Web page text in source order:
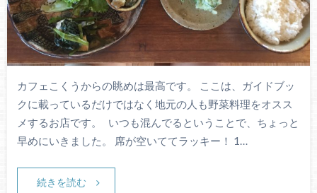
カフェこくうからの眺めは最高です。 ここは、ガイドブッ
クに載っているだけではなく地元の人も野菜料理をオスス
メするお店です。 いつも混んでるということで、ちょっと
早めにいきました。 席が空いててラッキー！ 1…
続きを読む